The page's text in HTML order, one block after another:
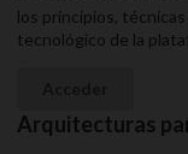
los principios,
tecnológico de la
Arquitecturas